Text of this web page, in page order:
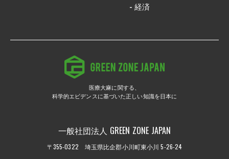
- 経済
医療大麻に関する、
科学的エビデンスに基づいた正しい知識を日本に
一般社団法人 GREEN ZONE JAPAN
〒355-0322 埼玉県比企郡小川町東小川 5-26-24